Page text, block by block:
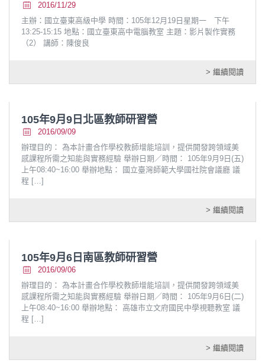
2016/11/29
主辦：國立臺東高級中學 時間：105年12月19日星期一 下午
13:25-15:15 地點：國立臺東高中電腦教室 主題：影片製作實務
（2） 講師：陳俊良
> 繼續閱讀
105年9月9日北區教師研習營
2016/09/09
辦理目的： 為本計畫合作學校教師增能培訓，提供開發跨領域美
感課程所需之知能與實務經驗 舉辦日期／時間： 105年9月9日(五)
上午08:40~16:00 舉辦地點： 國立臺灣師範大學國社院會議廳 議
程 […]
> 繼續閱讀
105年9月6日南區教師研習營
2016/09/06
辦理目的： 為本計畫合作學校教師增能培訓，提供開發跨領域美
感課程所需之知能與實務經驗 舉辦日期／時間： 105年9月6日(二)
上午08:40~16:00 舉辦地點： 高雄市立文府國民中學視聽教室 議
程 […]
> 繼續閱讀